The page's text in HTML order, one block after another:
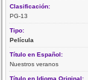
Clasificación:
PG-13
Tipo:
Película
Título en Español:
Nuestros veranos
Título en Idioma Original: